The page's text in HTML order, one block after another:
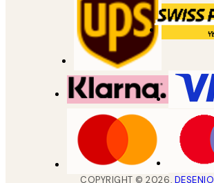
COPYRIGHT ©2026, DESENIO